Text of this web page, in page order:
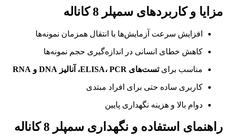
مزایا و کاربردهای سمپلر 8 کاناله
افزایش سرعت آزمایش‌ها با انتقال همزمان نمونه‌ها
کاهش خطای انسانی در اندازه‌گیری حجم نمونه‌ها
مناسب برایتست‌های ELISA، PCR، آنالیز DNA و RNA
کاربری ساده حتی برای افراد مبتدی
دوام بالا و هزینه نگهداری پایین
راهنمای استفاده و نگهداری سمپلر 8 کاناله